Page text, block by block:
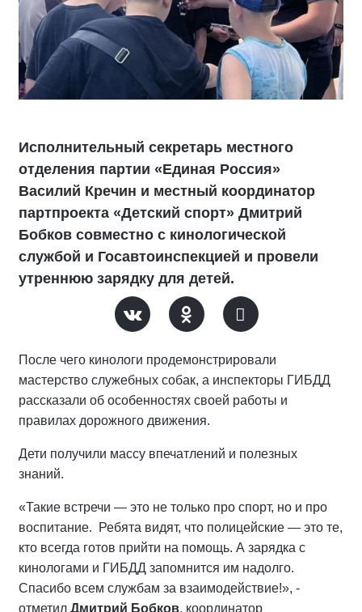
Исполнительный секретарь местного
отделения партии «Единая Россия»
Василий Кречин и местный координатор
партпроекта «Детский спорт» Дмитрий
Бобков совместно с кинологической
службой и Госавтоинспекцией и провели
утреннюю зарядку для детей.
После чего кинологи продемонстрировали
мастерство служебных собак, а инспекторы ГИБДД
рассказали об особенностях своей работы и
правилах дорожного движения.
Дети получили массу впечатлений и полезных
знаний.
«Такие встречи — это не только про спорт, но и про
воспитание. Ребята видят, что полицейские — это те,
кто всегда готов прийти на помощь. А зарядка с
кинологами и ГИБДД запомнится им надолго.
Спасибо всем службам за взаимодействие!», -
отметил Дмитрий Бобков, координатор